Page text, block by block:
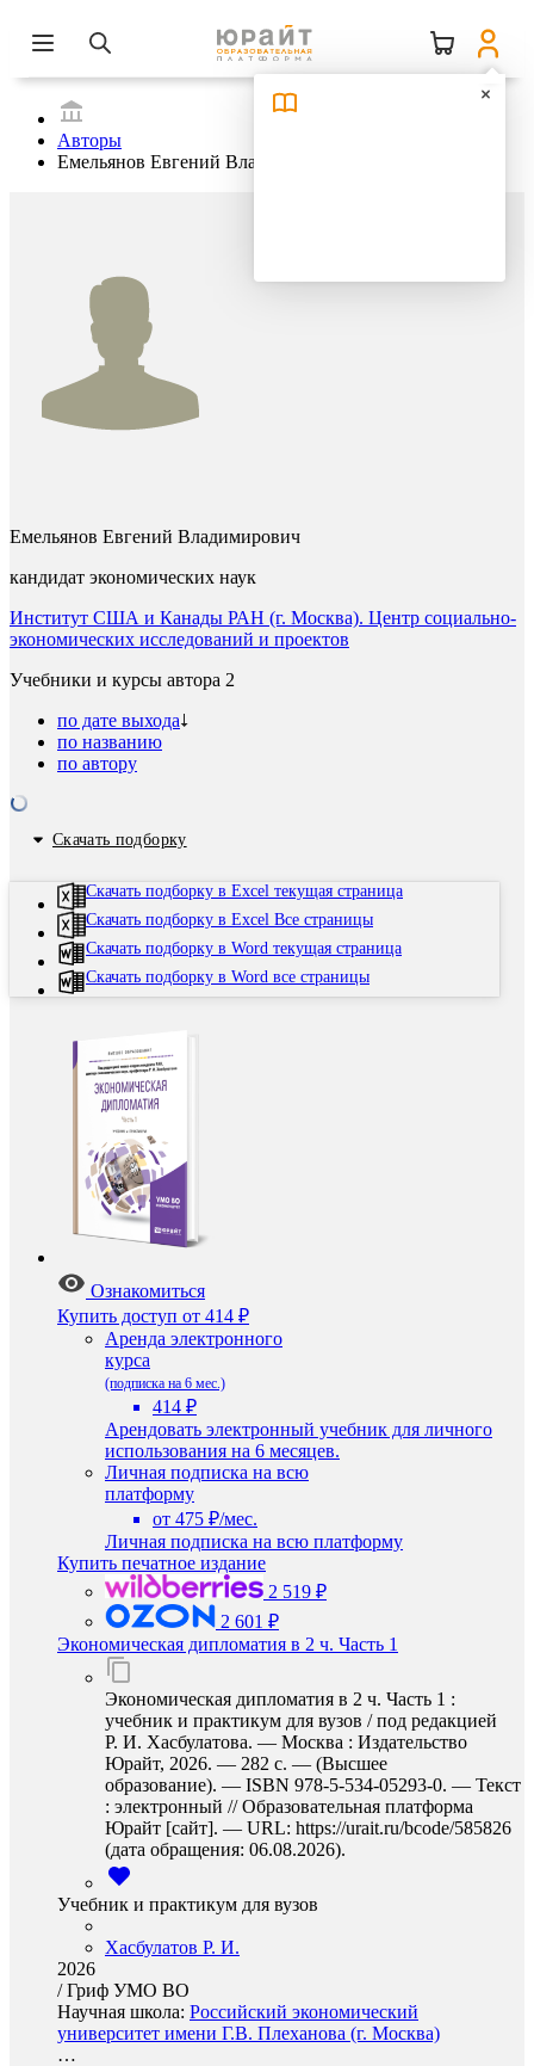
Авторы
Емельянов Евгений Владимирович
Емельянов Евгений Владимирович
кандидат экономических наук
Институт США и Канады РАН (г. Москва). Центр социально-
экономических исследований и проектов
Учебники и курсы автора 2
по дате выхода
по названию
по автору
Скачать подборку
Скачать подборку в Excel текущая страница
Скачать подборку в Excel Все страницы
Скачать подборку в Word текущая страница
Скачать подборку в Word все страницы
Ознакомиться
Купить доступ от 414 ₽
Аренда электронного
курса
(подписка на 6 мес.)
414 ₽
Арендовать электронный учебник для личного
использования на 6 месяцев.
Личная подписка на всю
платформу
от 475 ₽/мес.
Личная подписка на всю платформу
Купить печатное издание
2 519 ₽
2 601 ₽
Экономическая дипломатия в 2 ч. Часть 1
Экономическая дипломатия в 2 ч. Часть 1 :
учебник и практикум для вузов / под редакцией
Р. И. Хасбулатова. — Москва : Издательство
Юрайт, 2026. — 282 с. — (Высшее
образование). — ISBN 978-5-534-05293-0. — Текст
: электронный // Образовательная платформа
Юрайт [сайт]. — URL: https://urait.ru/bcode/585826
(дата обращения: 06.08.2026).
Учебник и практикум для вузов
Хасбулатов Р. И.
2026
/Гриф УМО ВО
Научная школа: Российский экономический
университет имени Г.В. Плеханова (г. Москва)
…